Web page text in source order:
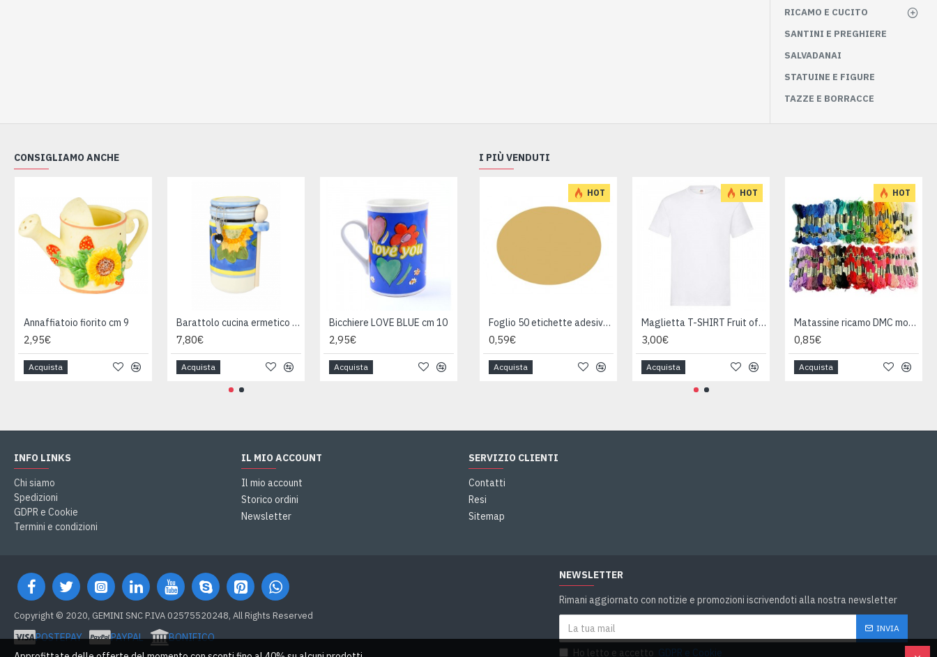
RICAMO E CUCITO
SANTINI E PREGHIERE
SALVADANAI
STATUINE E FIGURE
TAZZE E BORRACCE
CONSIGLIAMO ANCHE
Annaffiatoio fiorito cm 9
2,95€
Acquista
Barattolo cucina ermetico cm 21
7,80€
Acquista
Bicchiere LOVE BLUE cm 10
2,95€
Acquista
Bicchiere LOVE GREEN cm 10
2,95€
Acquista
Bicchiere LOVE ORANGE cm 10
2,95€
Acquista
I PIÙ VENDUTI
HOT
Foglio 50 etichette adesive ovali ORO mm 36x27
0,59€
Acquista
HOT
Maglietta T-SHIRT Fruit of The Loom HEAVY varie taglie
3,00€
Acquista
HOT
Matassine ricamo DMC moulinè da colore 400 a 799
0,85€
Acquista
INFO LINKS
Chi siamo
Spedizioni
GDPR e Cookie
Termini e condizioni
IL MIO ACCOUNT
Il mio account
Storico ordini
Newsletter
SERVIZIO CLIENTI
Contatti
Resi
Sitemap
Copyright © 2020, GEMINI SNC P.IVA 02575520248, All Rights Reserved
POSTEPAY PAYPAL BONIFICO
NEWSLETTER
Rimani aggiornato con notizie e promozioni iscrivendoti alla nostra newsletter
INVIA
Ho letto e accetto GDPR e Cookie